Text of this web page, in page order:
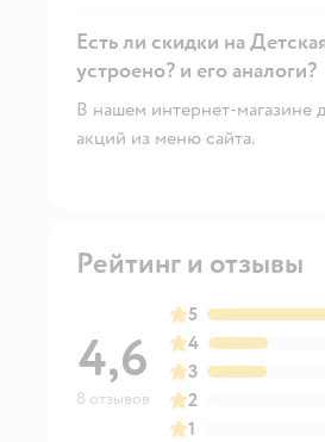
Есть ли скидки на
устроено? и его аналоги?
В нашем интернет-магазине
акций из меню сайта.
Рейтинг и отзывы
4,6
8 отзывов
5
4
3
2
1